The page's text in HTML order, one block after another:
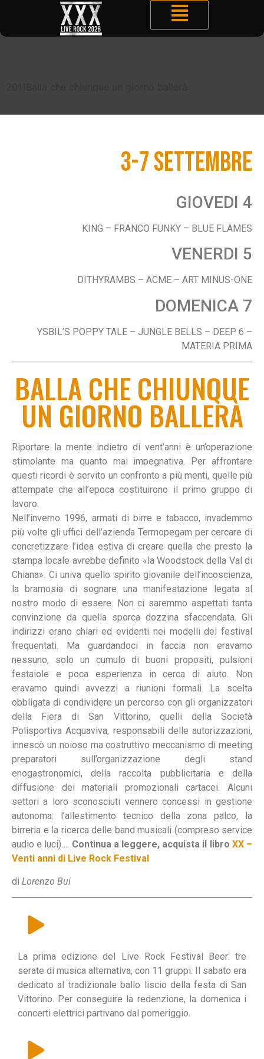
3-7 SETTEMBRE
GIOVEDI 4
KING – FRANCO FUNKY – BLUE FLAMES
VENERDI 5
DITHYRAMBS – ACME – ART MINUS-ONE
DOMENICA 7
YSBIL’S POPPY TALE – JUNGLE BELLS – DEEP 6 –
MATERIA PRIMA
BALLA CHE CHIUNQUE
UN GIORNO BALLERÀ
Riportare la mente indietro di vent’anni è un’operazione
stimolante ma quanto mai impegnativa. Per affrontare
questi ricordi è servito un confronto a più menti, quelle più
attempate che all’epoca costituirono il primo gruppo di
lavoro.
Nell’inverno 1996, armati di birre e tabacco, invademmo
più volte gli uffici dell’azienda Termopegam per cercare di
concretizzare l’idea estiva di creare quella che presto la
stampa locale avrebbe definito «la Woodstock della Val di
Chiana». Ci univa quello spirito giovanile dell’incoscienza,
la bramosia di sognare una manifestazione legata al
nostro modo di essere. Non ci saremmo aspettati tanta
convinzione da quella sporca dozzina sfaccendata. Gli
indirizzi erano chiari ed evidenti nei modelli dei festival
frequentati.
Ma guardandoci in faccia non eravamo
nessuno, solo un cumulodi buoni propositi, pulsioni
festaiole e poca esperienza in cerca diaiuto. Non
eravamo quindi avvezzi a riunioni formali. La scelta
obbligata di condividere un percorso con gli organizzatori
della Fieradi San Vittorino, quelli della Società
Polisportiva Acquaviva, responsabili delle autorizzazioni,
innescò un noioso ma costruttivomeccanismo di meeting
preparatori sull’organizzazione degli stand
enogastronomici, della raccolta pubblicitaria e della
diffusione dei materiali promozionali cartacei. Alcuni
settori a loro sconosciuti vennero concessi in gestione
autonoma: l’allestimento tecnico della zona palco, la
birreria e la ricerca delle band musicali (compreso service
audio e luci)…. Continua a leggere, acquista il libro XX –
Venti anni di Live Rock Festival
di Lorenzo Bui
La prima edizione del Live Rock Festival Beer: tre
serate di musica alternativa, con 11 gruppi. Il sabato era
dedicato al tradizionale ballo liscio della festa di San
Vittorino. Per conseguire la redenzione, la domenica i
concerti elettrici partivano dal pomeriggio.